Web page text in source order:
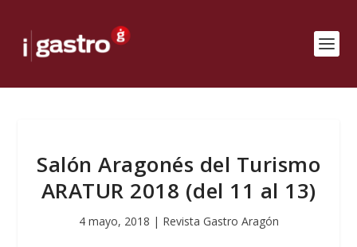
Salón Aragonés del Turismo
ARATUR 2018 (del 11 al 13)
4 mayo, 2018 | Revista Gastro Aragón